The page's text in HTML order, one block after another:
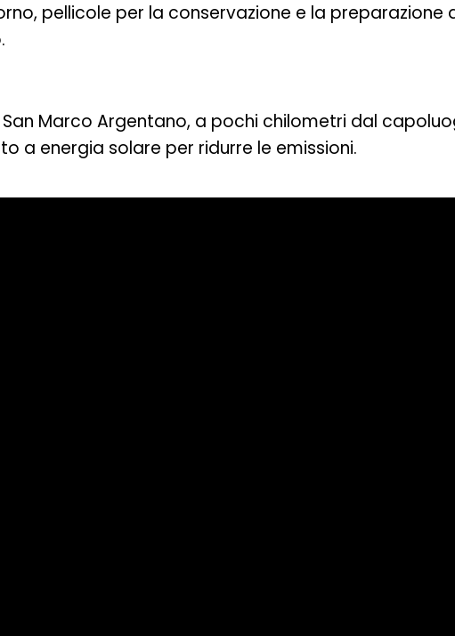
pellicole per la conservazione e la preparazione
Marco Argentano, a pochi chilometri dal
a energia solare per ridurre le emissioni.